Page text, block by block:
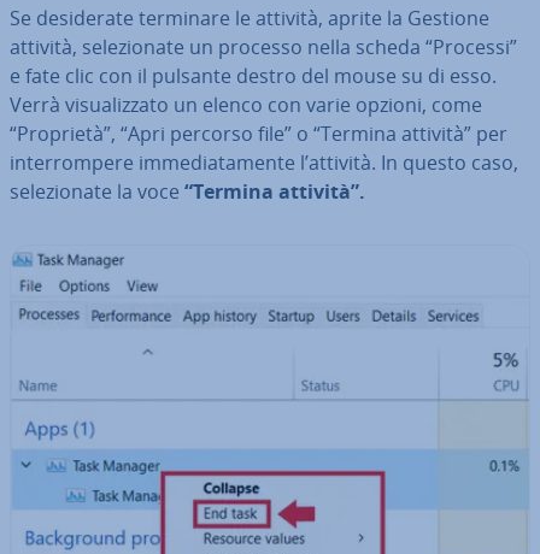
Se de­si­de­ra­te terminare le attività, aprite la Gestione
attività, se­le­zio­na­te un processo nella scheda “Processi”
e fate clic con il pulsante destro del mouse su di esso.
Verrà vi­sua­liz­za­to un elenco con varie opzioni, come
“Proprietà”, “Apri percorso file” o “Termina attività” per
in­ter­rom­pe­re im­me­dia­ta­men­te l’attività. In questo caso,
se­le­zio­na­te la voce “Termina attività”.